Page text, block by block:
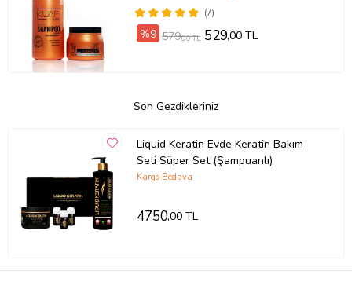
(7)
%9 579,00 TL 529,00 TL
Son Gezdikleriniz
Liquid Keratin Evde Keratin Bakım
Seti Süper Set (Şampuanlı)
Kargo Bedava
4750,00 TL